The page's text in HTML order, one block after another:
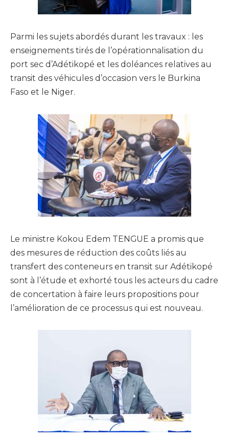
Parmi les sujets abordés durant les travaux : les
enseignements tirés de l’opérationnalisation du
port sec d’Adétikopé et les doléances relatives au
transit des véhicules d’occasion vers le Burkina
Faso et le Niger.
Le ministre Kokou Edem TENGUE a promis que
des mesures de réduction des coûts liés au
transfert des conteneurs en transit sur Adétikopé
sont à l’étude et exhorté tous les acteurs du cadre
de concertation à faire leurs propositions pour
l’amélioration de ce processus qui est nouveau.